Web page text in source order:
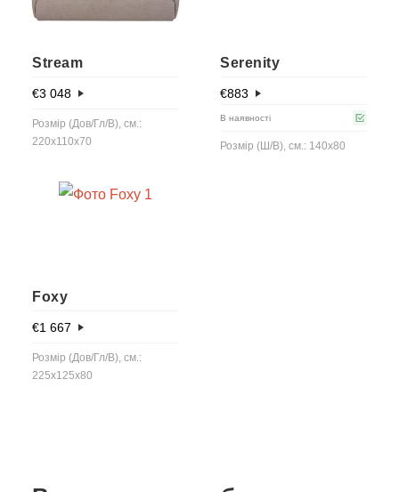
Stream
€3 048
Розмір (Дов/Гл/В), см.:
220x110x70
Serenity
€883
В наявності
Розмір (Ш/В), см.: 140x80
Foxy
€1 667
Розмір (Дов/Гл/В), см.:
225x125x80